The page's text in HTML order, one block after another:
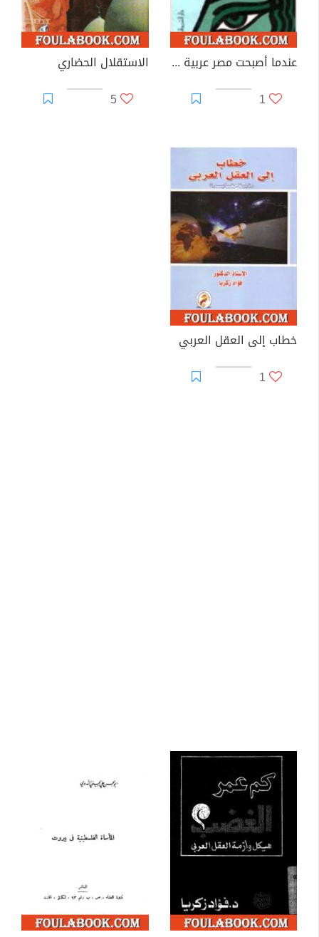
عندما أصبحت مصر عربية إسلامية
1
الاستقلال الحضاري
5
خطاب إلى العقل العربي
1